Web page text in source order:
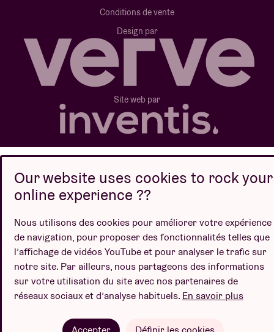
Conditions de vente
Design par
Site web par
Our website uses cookies to rock your
online experience ??
Nous utilisons des cookies pour améliorer votre expérience
de navigation, pour proposer des fonctionnalités telles que
l’affichage de vidéos YouTube et pour analyser le trafic sur
notre site. Par ailleurs, nous partageons des informations
sur votre utilisation du site avec nos partenaires de
réseaux sociaux et d’analyse habituels. En savoir plus